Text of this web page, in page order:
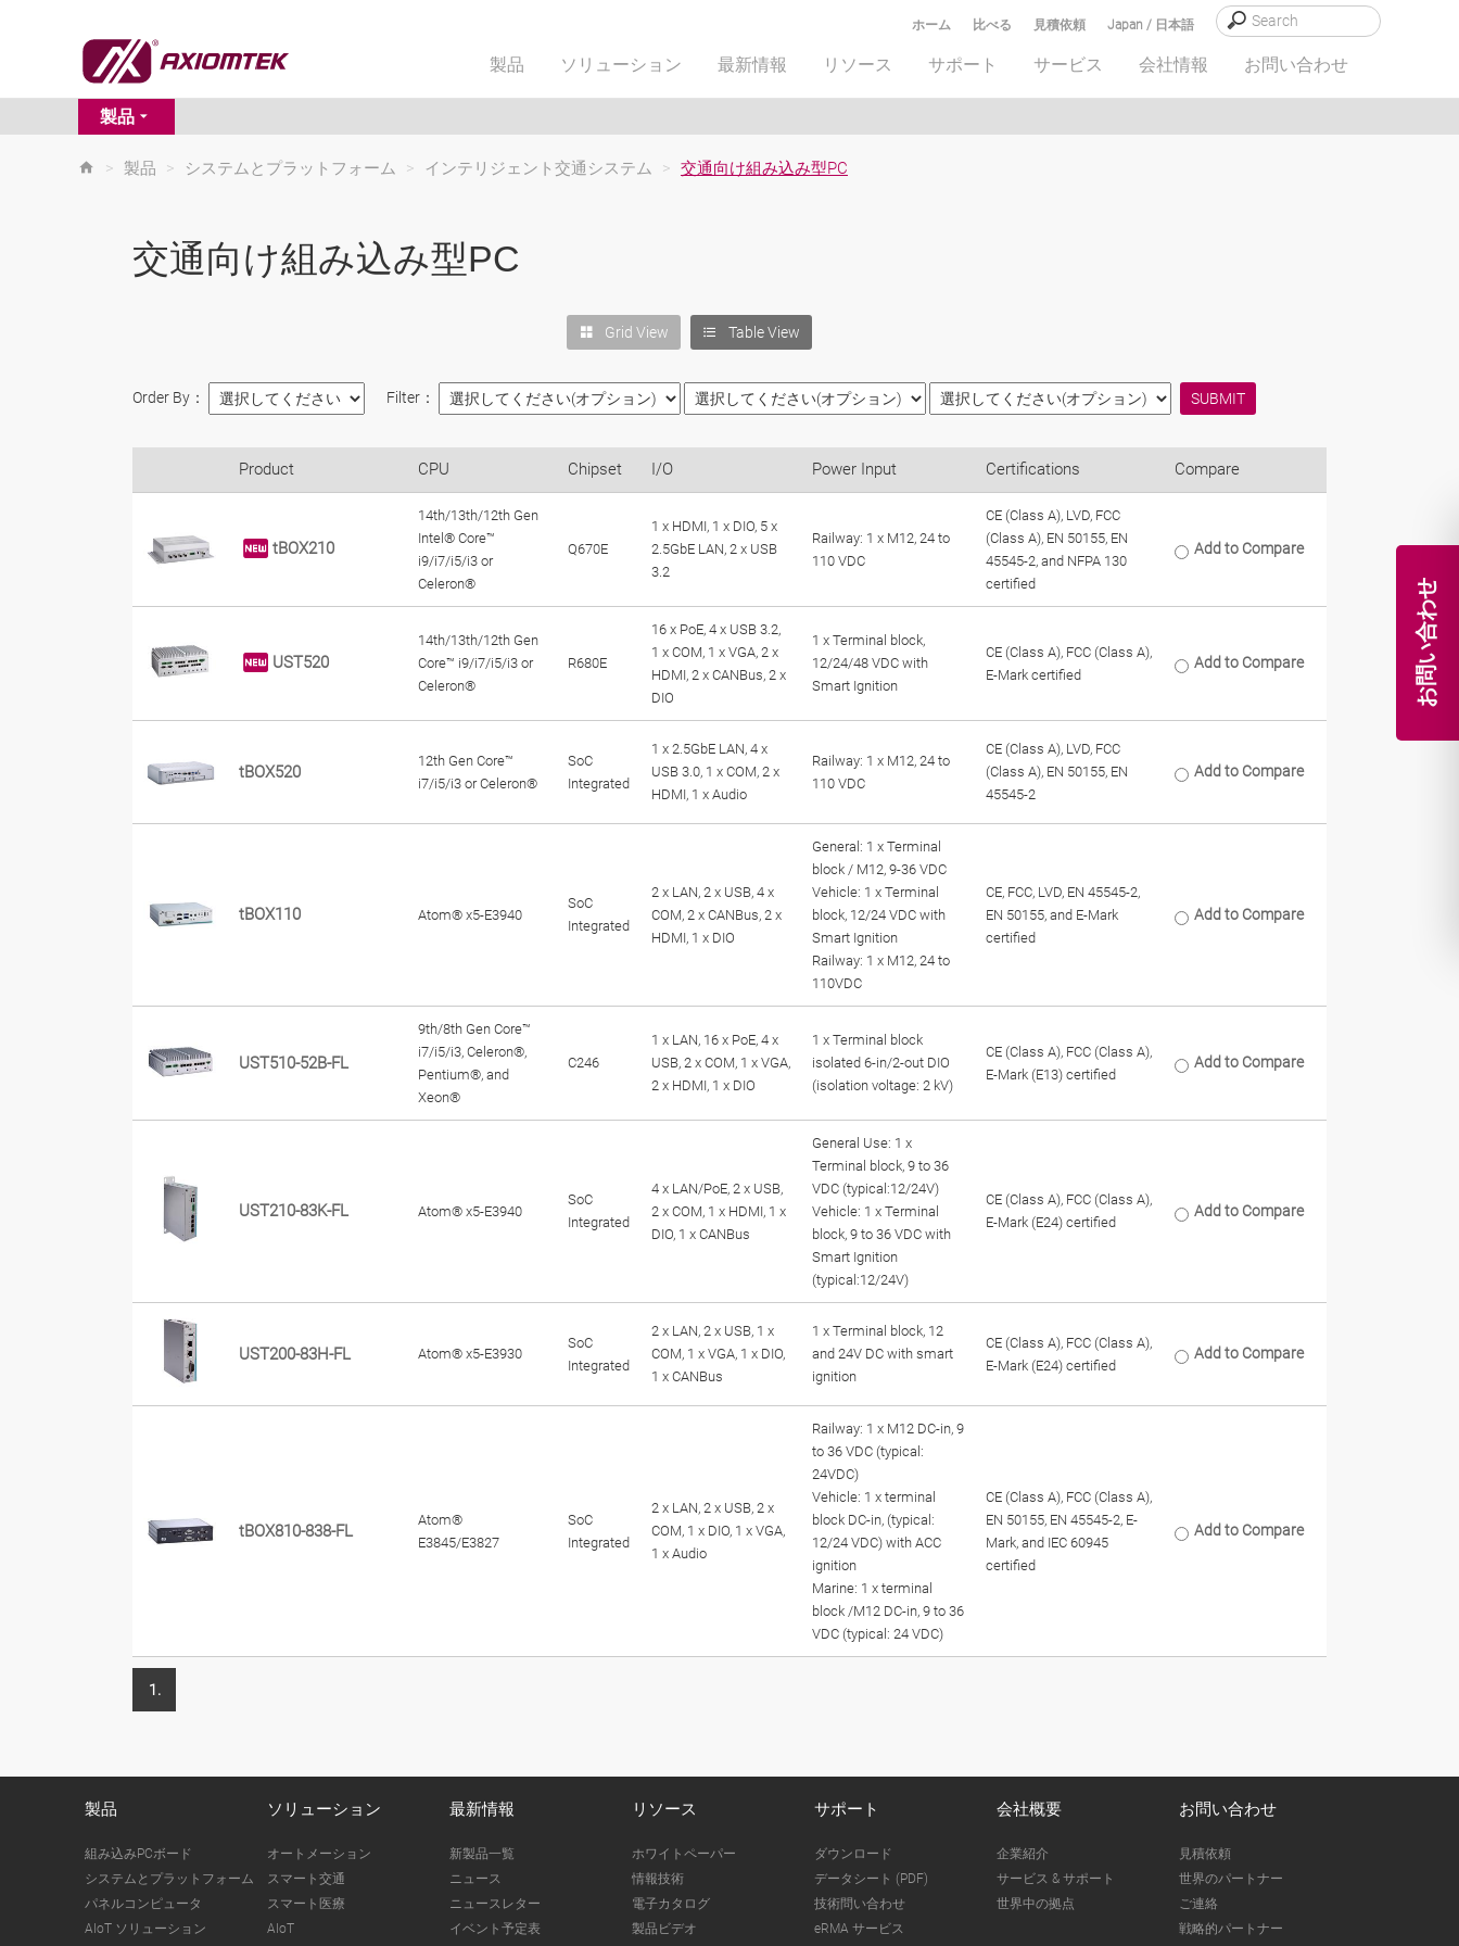
お問い合わせ
Japan / 日本語
見積依頼
比べる
ホーム
製品 ソリューション 最新情報 リソース サポート サービス 会社情報 お問い合わせ
製品
> 製品 > システムとプラットフォーム > インテリジェント交通システム > 交通向け組み込み型PC
交通向け組み込み型PC
Grid View Table View
Order By： Filter：
Product CPU Chipset I/O Power Input Certifications Compare
tBOX210
14th/13th/12th Gen
Intel® Core™
i9/i7/i5/i3 or
Celeron®
Q670E
1 x HDMI, 1 x DIO, 5 x
2.5GbE LAN, 2 x USB
3.2
Railway: 1 x M12, 24 to
110 VDC
CE (Class A), LVD, FCC
(Class A), EN 50155, EN
45545-2, and NFPA 130
certified
Add to Compare
UST520
14th/13th/12th Gen
Core™ i9/i7/i5/i3 or
Celeron®
R680E
16 x PoE, 4 x USB 3.2,
1 x COM, 1 x VGA, 2 x
HDMI, 2 x CANBus, 2 x
DIO
1 x Terminal block,
12/24/48 VDC with
Smart Ignition
CE (Class A), FCC (Class A),
E-Mark certified
Add to Compare
tBOX520
12th Gen Core™
i7/i5/i3 or Celeron®
SoC
Integrated
1 x 2.5GbE LAN, 4 x
USB 3.0, 1 x COM, 2 x
HDMI, 1 x Audio
Railway: 1 x M12, 24 to
110 VDC
CE (Class A), LVD, FCC
(Class A), EN 50155, EN
45545-2
Add to Compare
tBOX110 Atom® x5-E3940
SoC
Integrated
2 x LAN, 2 x USB, 4 x
COM, 2 x CANBus, 2 x
HDMI, 1 x DIO
General: 1 x Terminal
block / M12, 9-36 VDC
Vehicle: 1 x Terminal
block, 12/24 VDC with
Smart Ignition
Railway: 1 x M12, 24 to
110VDC
CE, FCC, LVD, EN 45545-2,
EN 50155, and E-Mark
certified
Add to Compare
UST510-52B-FL
9th/8th Gen Core™
i7/i5/i3, Celeron®,
Pentium®, and
Xeon®
C246
1 x LAN, 16 x PoE, 4 x
USB, 2 x COM, 1 x VGA,
2 x HDMI, 1 x DIO
1 x Terminal block
isolated 6-in/2-out DIO
(isolation voltage: 2 kV)
CE (Class A), FCC (Class A),
E-Mark (E13) certified
Add to Compare
UST210-83K-FL Atom® x5-E3940
SoC
Integrated
4 x LAN/PoE, 2 x USB,
2 x COM, 1 x HDMI, 1 x
DIO, 1 x CANBus
General Use: 1 x
Terminal block, 9 to 36
VDC (typical:12/24V)
Vehicle: 1 x Terminal
block, 9 to 36 VDC with
Smart Ignition
(typical:12/24V)
CE (Class A), FCC (Class A),
E-Mark (E24) certified
Add to Compare
UST200-83H-FL Atom® x5-E3930
SoC
Integrated
2 x LAN, 2 x USB, 1 x
COM, 1 x VGA, 1 x DIO,
1 x CANBus
1 x Terminal block, 12
and 24V DC with smart
ignition
CE (Class A), FCC (Class A),
E-Mark (E24) certified
Add to Compare
tBOX810-838-FL
Atom®
E3845/E3827
SoC
Integrated
2 x LAN, 2 x USB, 2 x
COM, 1 x DIO, 1 x VGA,
1 x Audio
Railway: 1 x M12 DC-in, 9
to 36 VDC (typical:
24VDC)
Vehicle: 1 x terminal
block DC-in, (typical:
12/24 VDC) with ACC
ignition
Marine: 1 x terminal
block /M12 DC-in, 9 to 36
VDC (typical: 24 VDC)
CE (Class A), FCC (Class A),
EN 50155, EN 45545-2, E-
Mark, and IEC 60945
certified
Add to Compare
1.
製品
組み込みPCボード
システムとプラットフォーム
パネルコンピュータ
AIoT ソリューション
ソリューション
オートメーション
スマート交通
スマート医療
AIoT
最新情報
新製品一覧
ニュース
ニュースレター
イベント予定表
リソース
ホワイトペーパー
情報技術
電子カタログ
製品ビデオ
サポート
ダウンロード
データシート (PDF)
技術問い合わせ
eRMA サービス
会社概要
企業紹介
サービス & サポート
世界中の拠点
お問い合わせ
見積依頼
世界のパートナー
ご連絡
戦略的パートナー